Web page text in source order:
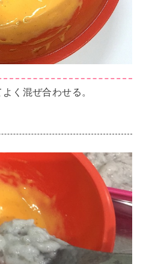
く混ぜ合わせる。